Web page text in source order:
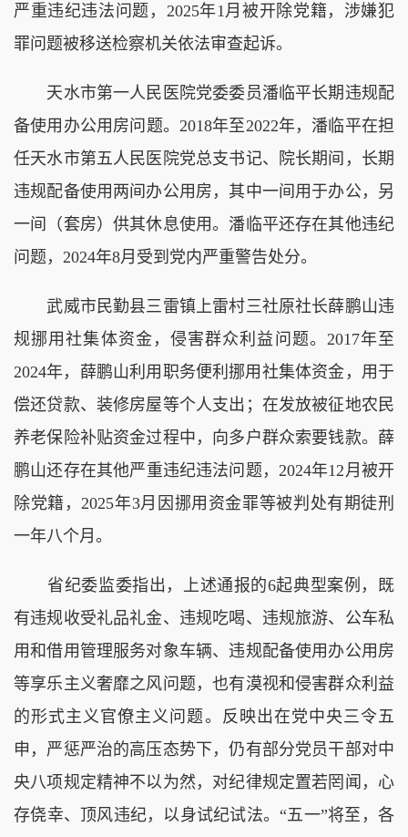
严重违纪违法问题，2025年1月被开除党籍，涉嫌犯
罪问题被移送检察机关依法审查起诉。
天水市第一人民医院党委委员潘临平长期违规配
备使用办公用房问题。2018年至2022年，潘临平在担
任天水市第五人民医院党总支书记、院长期间，长期
违规配备使用两间办公用房，其中一间用于办公，另
一间（套房）供其休息使用。潘临平还存在其他违纪
问题，2024年8月受到党内严重警告处分。
武威市民勤县三雷镇上雷村三社原社长薛鹏山违
规挪用社集体资金，侵害群众利益问题。2017年至
2024年，薛鹏山利用职务便利挪用社集体资金，用于
偿还贷款、装修房屋等个人支出；在发放被征地农民
养老保险补贴资金过程中，向多户群众索要钱款。薛
鹏山还存在其他严重违纪违法问题，2024年12月被开
除党籍，2025年3月因挪用资金罪等被判处有期徒刑
一年八个月。
省纪委监委指出，上述通报的6起典型案例，既
有违规收受礼品礼金、违规吃喝、违规旅游、公车私
用和借用管理服务对象车辆、违规配备使用办公用房
等享乐主义奢靡之风问题，也有漠视和侵害群众利益
的形式主义官僚主义问题。反映出在党中央三令五
申，严惩严治的高压态势下，仍有部分党员干部对中
央八项规定精神不以为然，对纪律规定置若罔闻，心
存侥幸、顶风违纪，以身试纪试法。“五一”将至，各